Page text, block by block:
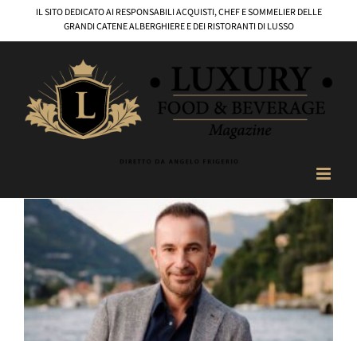
contenuto
IL SITO DEDICATO AI RESPONSABILI ACQUISTI, CHEF E SOMMELIER DELLE
GRANDI CATENE ALBERGHIERE E DEI RISTORANTI DI LUSSO